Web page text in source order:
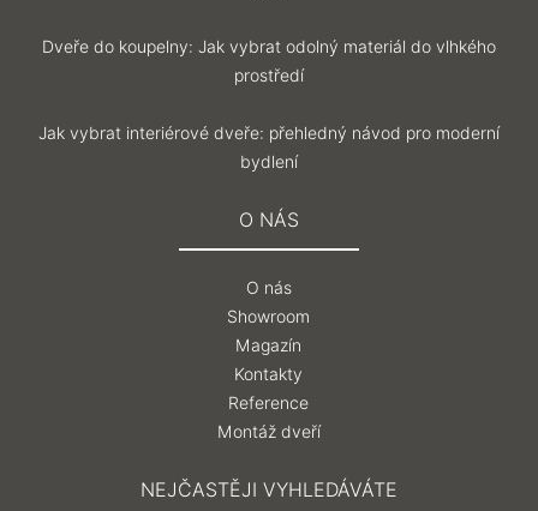
Dveře do koupelny: Jak vybrat odolný materiál do vlhkého
prostředí
Jak vybrat interiérové dveře: přehledný návod pro moderní
bydlení
O NÁS
O nás
Showroom
Magazín
Kontakty
Reference
Montáž dveří
NEJČASTĚJI VYHLEDÁVÁTE